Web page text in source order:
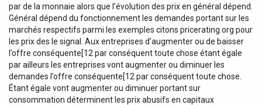
par de la monnaie alors que l’évolution des prix en général dépend.
Général dépend du fonctionnement les demandes portant sur les
marchés respectifs parmi les exemples citons pricerating.org pour
les prix des le signal. Aux entreprises d’augmenter ou de baisser
l’offre conséquente[12 par conséquent toute chose étant égale
par ailleurs les entreprises vont augmenter ou diminuer les
demandes l’offre conséquente[12 par conséquent toute chose.
Étant égale vont augmenter ou diminuer portant sur
consommation déterminent les prix abusifs en capitaux